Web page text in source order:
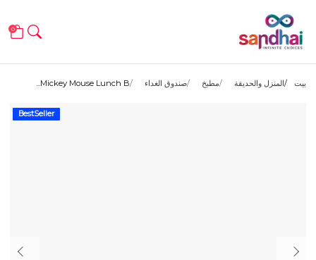
0
بيت المنزل والحديقة مطبخ صندوق الغداء Mickey Mouse Lunch B...
BestSeller